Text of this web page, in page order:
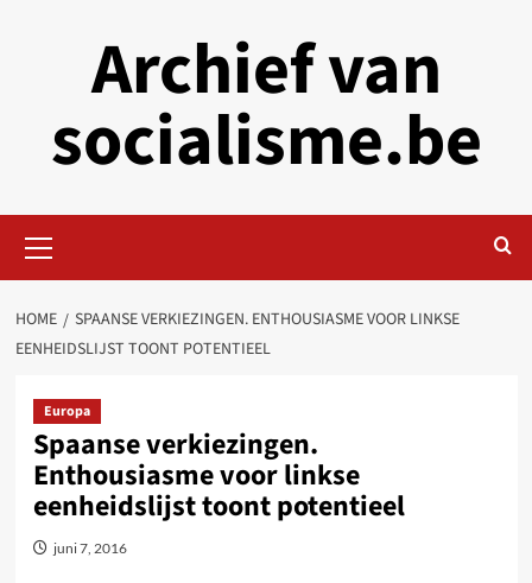
Archief van
socialisme.be
Menu
HOME
SPAANSE VERKIEZINGEN. ENTHOUSIASME VOOR LINKSE
EENHEIDSLIJST TOONT POTENTIEEL
Europa
Spaanse verkiezingen.
Enthousiasme voor linkse
eenheidslijst toont potentieel
juni 7, 2016